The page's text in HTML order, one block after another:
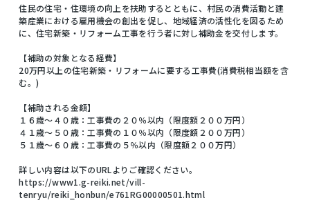
住民の住宅・住環境の向上を扶助するとともに、村民の消費活動と建
築産業における雇用機会の創出を促し、地域経済の活性化を図るため
に、住宅新築・リフォーム工事を行う者に対し補助金を交付します。
【補助の対象となる経費】
20万円以上の住宅新築・リフォームに要する工事費(消費税相当額を含
む。)
【補助される金額】
１６歳～４０歳：工事費の２０％以内（限度額２００万円）
４１歳～５０歳：工事費の１０％以内（限度額２００万円）
５１歳～６０歳：工事費の５％以内（限度額２００万円）
詳しい内容は以下のURLよりご確認ください。
https://www1.g-reiki.net/vill-
tenryu/reiki_honbun/e761RG00000501.html